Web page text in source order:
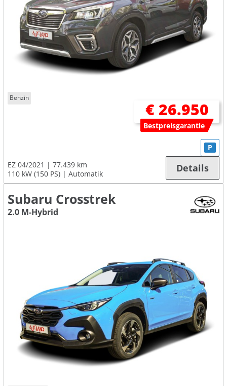
Benzin
€ 26.950
Bestpreisgarantie
EZ 04/2021
77.439 km
110 kW (150 PS)
Automatik
P
Details
Subaru Crosstrek
2.0 M-Hybrid